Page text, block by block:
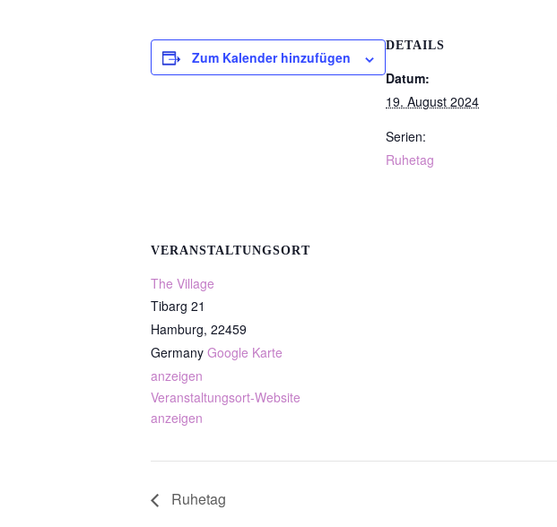
Zum Kalender hinzufügen
DETAILS
Datum:
19. August 2024
Serien:
Ruhetag
VERANSTALTUNGSORT
The Village
Tibarg 21
Hamburg, 22459
Germany Google Karte
anzeigen
Veranstaltungsort-Website
anzeigen
Ruhetag